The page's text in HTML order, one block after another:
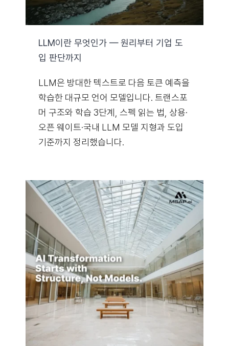
LLM이란 무엇인가 — 원리부터 기업 도
입 판단까지
LLM은 방대한 텍스트로 다음 토큰 예측을
학습한 대규모 언어 모델입니다. 트랜스포
머 구조와 학습 3단계, 스펙 읽는 법, 상용·
오픈 웨이트·국내 LLM 모델 지형과 도입
기준까지 정리했습니다.